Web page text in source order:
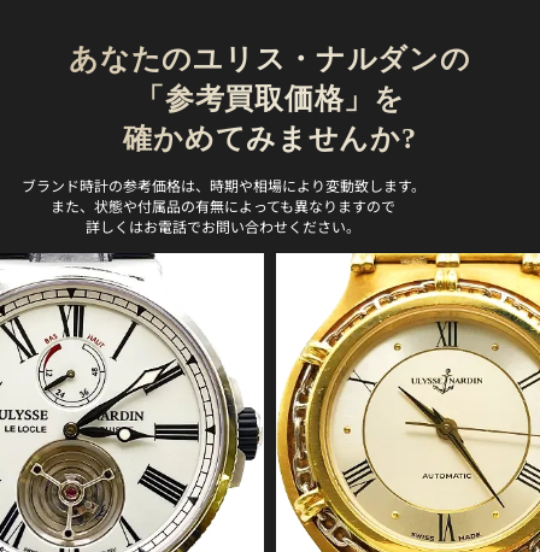
あなたのユリス・ナルダンの
「参考買取価格」を
確かめてみませんか?
ブランド時計の参考価格は、時期や相場により変動致します。
また、状態や付属品の有無によっても異なりますので
詳しくはお電話でお問い合わせください。